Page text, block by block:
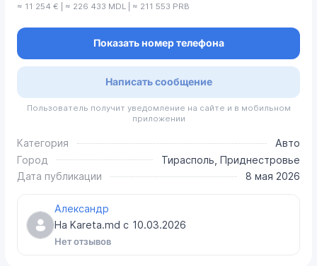
≈ 11 254 € | ≈ 226 433 MDL | ≈ 211 553 PRB
Показать номер телефона
Написать сообщение
Пользователь получит уведомление на сайте и в мобильном
приложении
Категория
Авто
Город
Тирасполь, Приднестровье
Дата публикации
8 мая 2026
Александр
На Kareta.md с 10.03.2026
Нет отзывов